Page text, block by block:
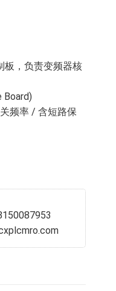
板，负责变频器核
Board)
频率 / 含短路保